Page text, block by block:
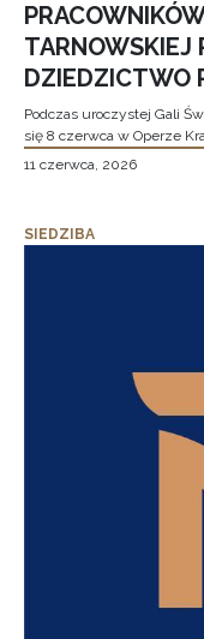
TARNOWSKIEJ
DZIEDZICTWO
Podczas uroczystej Gali
się 8 czerwca w Operze
11 czerwca, 2026
SIEDZIBA